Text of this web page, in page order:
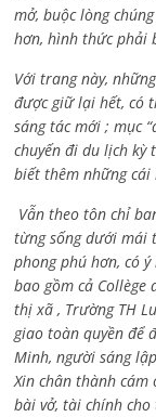
mở, buộc lòng
hơn, hình thức phải
Với trang này,
được giữ lại hết, có
sáng tác mới ; mục
chuyến đi du lịch kỳ
biết thêm những cái
Vẫn theo tôn chỉ
từng sống dưới mái
phong phú hơn, có
bao gồm cả Collège
thị xã , Trường TH
giao toàn quyền để
Minh, người sáng
Xin chân thành
bài vở, tài chính